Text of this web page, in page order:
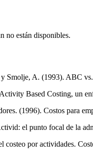
no están disponibles.
Smolje, A. (1993). ABC
Based Costing, un
(1996). Costos para
el punto focal de la
costeo por actividades.